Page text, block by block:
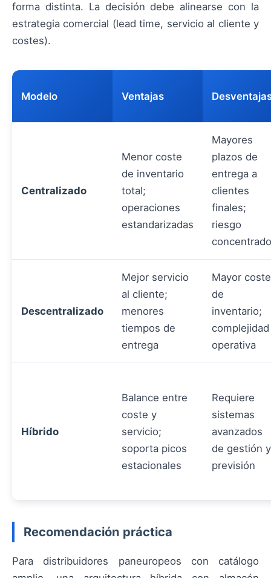
forma distinta. La decisión debe alinearse con la
estrategia comercial (lead time, servicio al cliente y
costes).
Modelo Ventajas
Centralizado
Menor coste
de inventario
total;
operaciones
estandarizadas
Mayores
plazos de
entrega a
clientes
finales;
riesgo
concentrado
Descentralizado
Mejor servicio
al cliente;
menores
tiempos de
entrega
Mayor coste
de
inventario;
complejidad
operativa
Híbrido
Balance entre
coste y
servicio;
soporta picos
estacionales
Requiere
sistemas
avanzados
de gestión y
previsión
Recomendación práctica
Para distribuidores paneuropeos con catálogo